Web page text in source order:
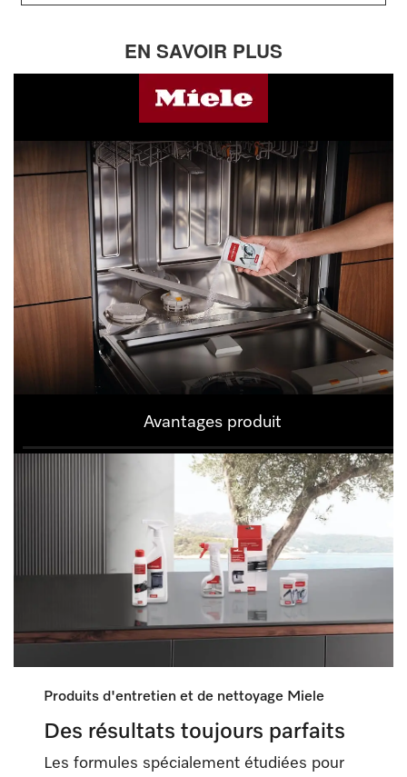
EN SAVOIR PLUS
Avantages produit
Produits d'entretien et de nettoyage Miele
Des résultats toujours parfaits
Les formules spécialement étudiées pour